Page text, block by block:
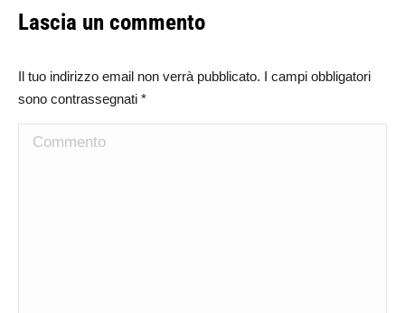
Lascia un commento
Il tuo indirizzo email non verrà pubblicato. I campi obbligatori
sono contrassegnati *
Commento